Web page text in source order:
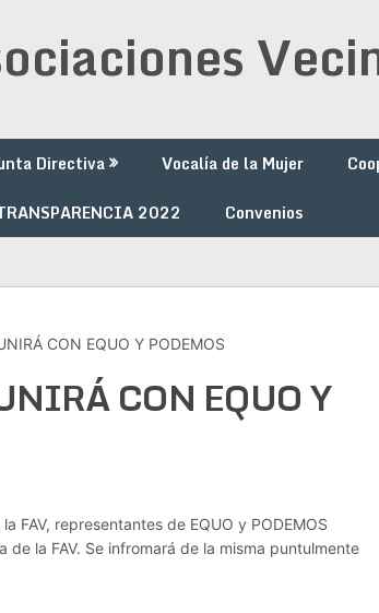
Directiva Vocalía de la Mujer
2022 Convenios
CON EQUO Y PODEMOS
CON EQUO Y
FAV, representantes de EQUO y PODEMOS
la FAV. Se infromará de la misma puntulmente